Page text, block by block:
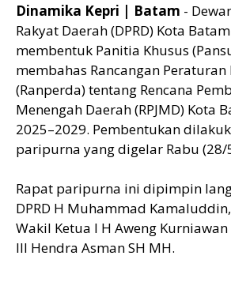
Dinamika Kepri | Batam -
Rakyat Daerah (DPRD) Kota
membentuk Panitia Khusus
membahas Rancangan Peraturan
(Ranperda) tentang Rencana
Menengah Daerah (RPJMD) Kota
2025–2029. Pembentukan
paripurna yang digelar Rabu (28/
Rapat paripurna ini dipimpin
DPRD H Muhammad
Wakil Ketua I H Aweng
III Hendra Asman SH MH.